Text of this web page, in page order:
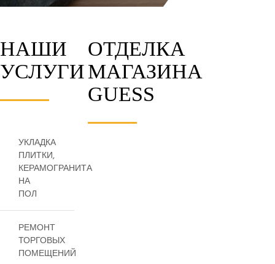
ОТДЕЛКА
МАГАЗИНА
GUESS
НАШИ
УСЛУГИ
УКЛАДКА
ПЛИТКИ,
КЕРАМОГРАНИТА
НА
ПОЛ
РЕМОНТ
ТОРГОВЫХ
ПОМЕЩЕНИЙ